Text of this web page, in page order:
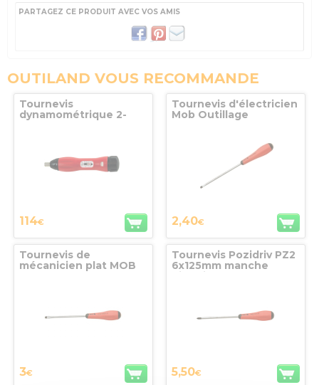
PARTAGEZ CE PRODUIT AVEC VOS AMIS
OUTILAND VOUS RECOMMANDE
Tournevis
dynamométrique 2-
114€
Tournevis d'électricien
Mob Outillage
2,40€
Tournevis de
mécanicien plat MOB
3€
Tournevis Pozidriv PZ2
6x125mm manche
bimatiere MOB
5,50€